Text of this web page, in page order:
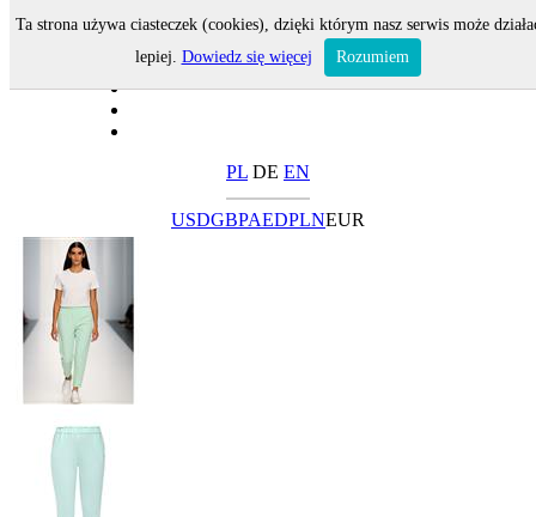
PL DE EN
USDGBPAEDPLNEUR
Ta strona używa ciasteczek (cookies), dzięki którym nasz serwis może
lepiej. Dowiedz się więcej Rozumiem